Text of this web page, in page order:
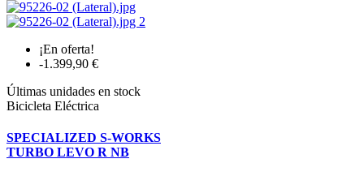
¡En oferta!
-1.399,90 €
Últimas unidades en stock
Bicicleta Eléctrica
SPECIALIZED S-WORKS
TURBO LEVO R NB